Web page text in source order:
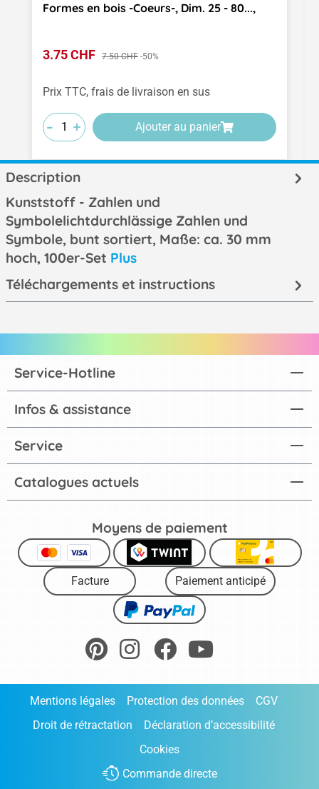
Formes en bois -Coeurs-, Dim. 25 - 80...,
Prix de vente :
3.75 CHF Prix régulier :
7.50 CHF -50%
Prix TTC, frais de livraison en sus
-
-
- +
+
+ Ajouter au panier
Description
Kunststoff - Zahlen und
Symbolelichtdurchlässige Zahlen und
Symbole, bunt sortiert, Maße: ca. 30 mm
hoch, 100er-Set Plus
Téléchargements et instructions
Catalogues actuels
Service-Hotline
Infos & assistance
Service
Moyens de paiement
Facture Paiement anticipé
Mentions légales Protection des données
CGV
Droit de rétractation
Déclaration d’accessibilité
Cookies
Commande directe